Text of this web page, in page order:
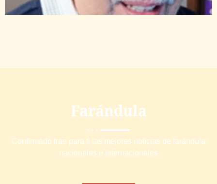
Farándula
Confirmado trae para ti las mejores noticias de farándula
nacionales e internacionales